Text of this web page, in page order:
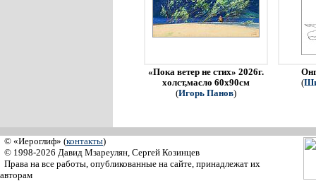
«Пока ветер не стих» 2026г.
холст,масло 60х90см
(Игорь Панов)
(
© «Иероглиф» (контакты)
© 1998-2026 Давид Мзареулян, Сергей Козинцев
Права на все работы, опубликованные на сайте, принадлежат их
авторам